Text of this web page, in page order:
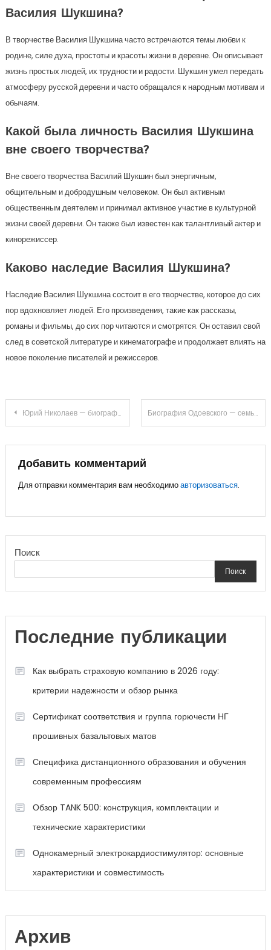
Василия Шукшина?
В творчестве Василия Шукшина часто встречаются темы любви к
родине, силе духа, простоты и красоты жизни в деревне. Он описывает
жизнь простых людей, их трудности и радости. Шукшин умел передать
атмосферу русской деревни и часто обращался к народным мотивам и
обычаям.
Какой была личность Василия Шукшина
вне своего творчества?
Вне своего творчества Василий Шукшин был энергичным,
общительным и добродушным человеком. Он был активным
общественным деятелем и принимал активное участие в культурной
жизни своей деревни. Он также был известен как талантливый актер и
кинорежиссер.
Каково наследие Василия Шукшина?
Наследие Василия Шукшина состоит в его творчестве, которое до сих
пор вдохновляет людей. Его произведения, такие как рассказы,
романы и фильмы, до сих пор читаются и смотрятся. Он оставил свой
след в советской литературе и кинематографе и продолжает влиять на
новое поколение писателей и режиссеров.
Навигация
записям
Юрий Николаев — биография и личная жизнь знаменитого музыканта, гений эстрады и любовный гуру Биография Одоевского — семья, детство, творчество и вклад в русскую литературу
Добавить комментарий
Для отправки комментария вам необходимоавторизоваться.
Поиск
Поиск
Последние публикации
Как выбрать страховую компанию в 2026 году:
критерии надежности и обзор рынка
Сертификат соответствия и группа горючести НГ
прошивных базальтовых матов
Специфика дистанционного образования и обучения
современным профессиям
Обзор TANK 500: конструкция, комплектации и
технические характеристики
Однокамерный электрокардиостимулятор: основные
характеристики и совместимость
Архив